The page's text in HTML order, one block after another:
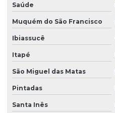
Saúde
Muquém do São Francisco
Ibiassucê
Itapé
São Miguel das Matas
Pintadas
Santa Inês